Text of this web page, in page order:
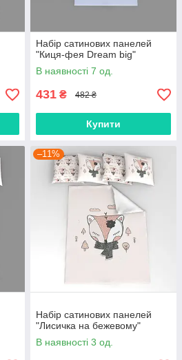
Набір сатинових панелей
"Киця-фея Dream big"
В наявності 7 од.
431 ₴ 482 ₴
Купити
–11%
Набір сатинових панелей
"Лисичка на бежевому"
В наявності 3 од.